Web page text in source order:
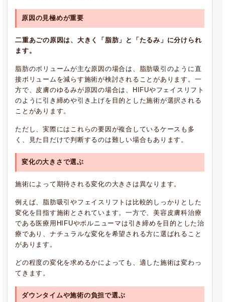
原因の見極めが重要
二重あごの原因は、大きく「脂肪」と「たるみ」に分けられ
ます。
脂肪のボリュームが主な原因の場合は、脂肪吸引のように直
接ボリュームを減らす施術が検討されることがあります。一
方で、皮膚のゆるみが原因の場合は、HIFUやフェイスリフト
のように引き締めや引き上げを目的とした施術が選択される
ことがあります。
ただし、実際にはこれらの要因が複合しているケースも多
く、見た目だけで判断するのは難しい場合もあります。
変化の大きさで選ぶ
施術によって期待される変化の大きさは異なります。
例えば、脂肪吸引やフェイスリフトは比較的しっかりとした
変化を目指す施術とされています。一方で、美容皮膚科治療
である医療用HIFUやボルニューマは引き締めを目的とした治
療であり、ナチュラルな変化を希望される方に選ばれること
があります。
どの程度の変化を求めるかによっても、適した施術は変わっ
てきます。
ダウンタイムや施術の負担で選ぶ